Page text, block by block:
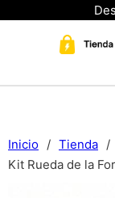
Inicio / Tienda /
Kit Rueda de la